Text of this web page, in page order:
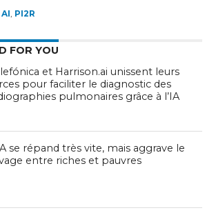
AI PI2R
FOR YOU
et Harrison.ai unissent leurs
pour faciliter le diagnostic des
pulmonaires grâce à l’IA
se répand très vite, mais aggrave le
entre riches et pauvres